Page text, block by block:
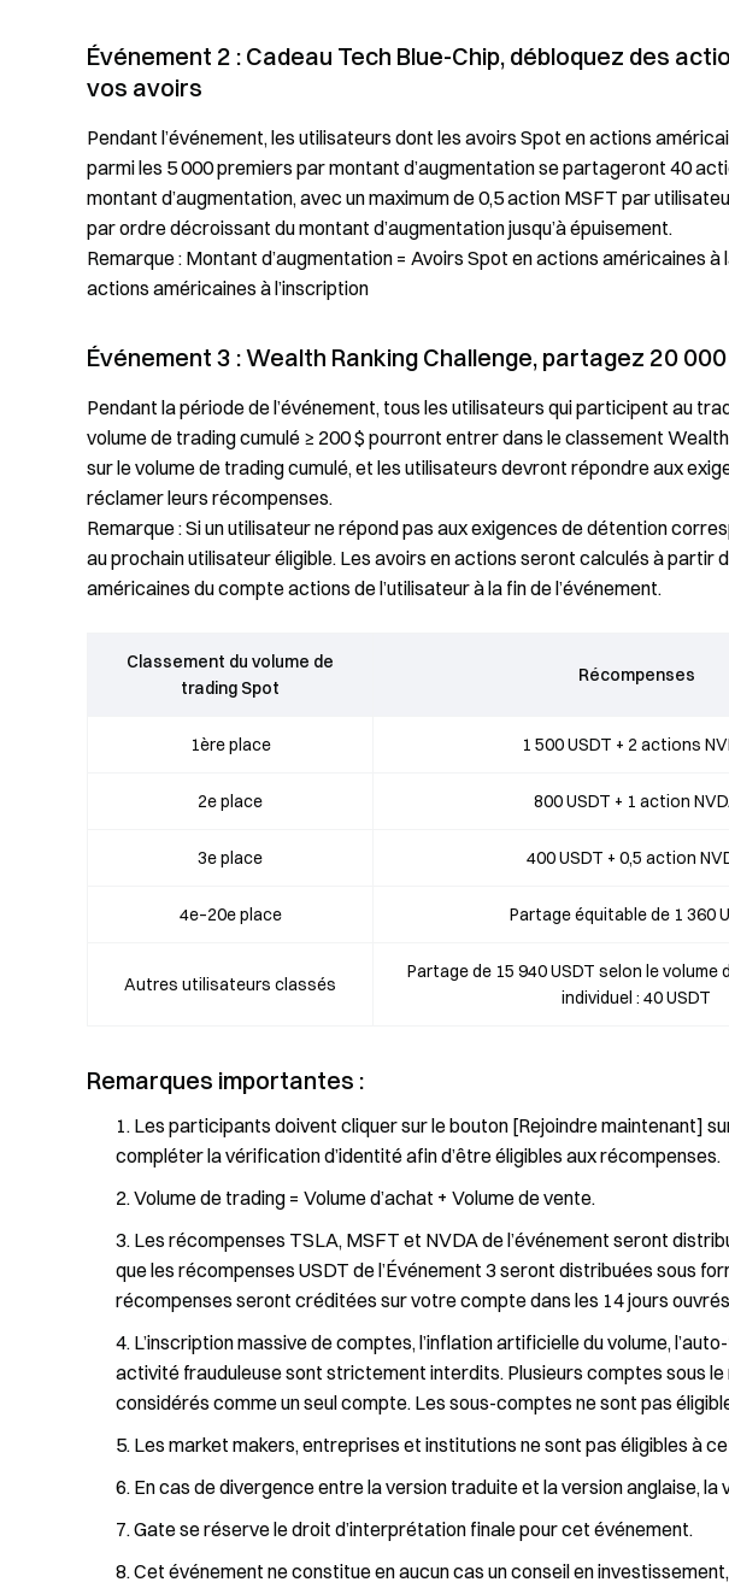
Événement 2 : Cadeau Tech Blue-Chip, débloquez des
vos avoirs
Pendant l’événement, les utilisateurs dont les avoirs Spot en actions
parmi les 5 000 premiers par montant d’augmentation se partageront 40
montant d’augmentation, avec un maximum de 0,5 action MSFT par
par ordre décroissant du montant d’augmentation jusqu’à épuisement.
Remarque : Montant d’augmentation = Avoirs Spot en actions américaines à
actions américaines à l’inscription
Événement 3 : Wealth Ranking Challenge, partagez 20
Pendant la période de l’événement, tous les utilisateurs qui participent au
volume de trading cumulé ≥ 200 $ pourront entrer dans le classement
sur le volume de trading cumulé, et les utilisateurs devront répondre aux
réclamer leurs récompenses.
Remarque : Si un utilisateur ne répond pas aux exigences de détention
au prochain utilisateur éligible. Les avoirs en actions seront calculés à partir
américaines du compte actions de l’utilisateur à la fin de l’événement.
Classement du volume de
trading Spot
Récompenses
1ère place 1 500 USDT + 2 actions
2e place 800 USDT + 1 action
3e place 400 USDT + 0,5 action
4e–20e place Partage équitable de 1 360
Autres utilisateurs classés
Partage de 15 940 USDT selon le volume
individuel : 40 USDT
Remarques importantes :
Les participants doivent cliquer sur le bouton [Rejoindre maintenant]
compléter la vérification d’identité afin d’être éligibles aux récompenses.
Volume de trading = Volume d’achat + Volume de vente.
Les récompenses TSLA, MSFT et NVDA de l’événement seront
que les récompenses USDT de l’Événement 3 seront distribuées sous
récompenses seront créditées sur votre compte dans les 14 jours ouvrés
L’inscription massive de comptes, l’inflation artificielle du volume,
activité frauduleuse sont strictement interdits. Plusieurs comptes sous
considérés comme un seul compte. Les sous-comptes ne sont pas
Les market makers, entreprises et institutions ne sont pas éligibles à
En cas de divergence entre la version traduite et la version anglaise, la
Gate se réserve le droit d’interprétation finale pour cet événement.
Cet événement ne constitue en aucun cas un conseil en